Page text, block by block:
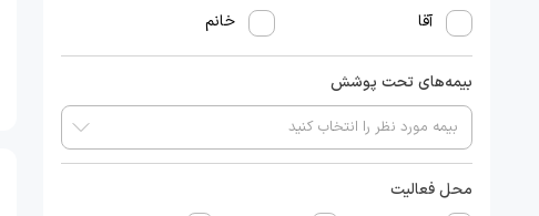
آقا
خانم
بیمه‌های تحت پوشش
محل فعالیت